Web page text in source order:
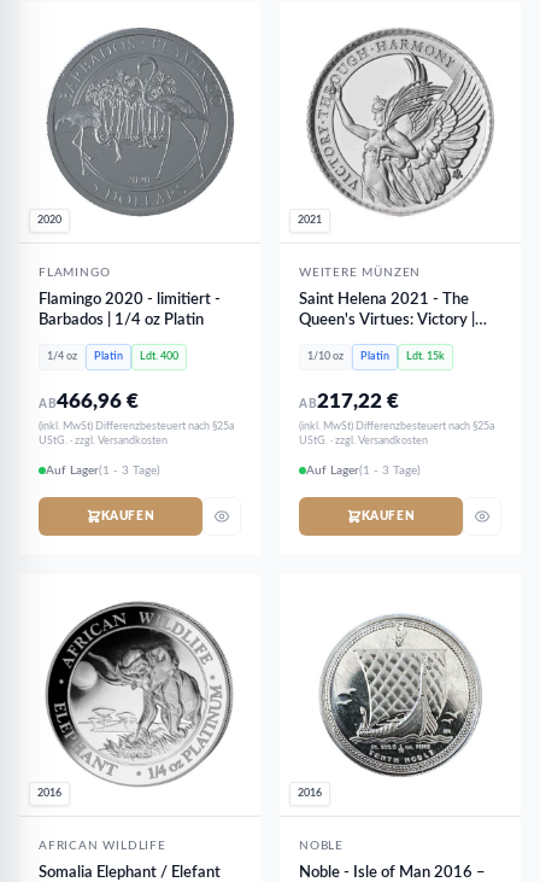
2020
FLAMINGO
Flamingo 2020 - limitiert -
Barbados | 1/4 oz Platin
1/4 oz Platin Ldt. 400
AB466,96€
(inkl. MwSt) Differenzbesteuert nach §25a
UStG. · zzgl. Versandkosten
Auf Lager(1 - 3 Tage)
KAUFEN
2021
WEITERE MÜNZEN
Saint Helena 2021 - The
Queen's Virtues: Victory |
1/10 oz Platin
1/10 oz Platin Ldt. 15k
AB217,22€
(inkl. MwSt) Differenzbesteuert nach §25a
UStG. · zzgl. Versandkosten
Auf Lager(1 - 3 Tage)
KAUFEN
2016
AFRICAN WILDLIFE
Somalia Elephant / Elefant
2016
NOBLE
Noble - Isle of Man 2016 –